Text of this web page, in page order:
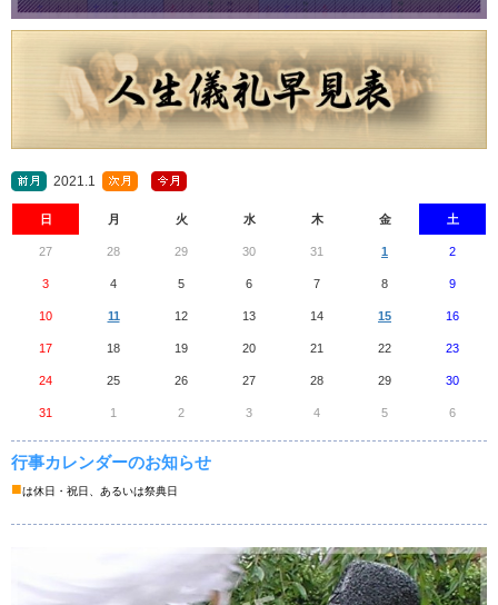
2021.1
日 月 火 水 木 金 土
27 28 29 30 31 1 2
3 4 5 6 7 8 9
10 11 12 13 14 15 16
17 18 19 20 21 22 23
24 25 26 27 28 29 30
31 1 2 3 4 5 6
行事カレンダーのお知らせ
■は休日・祝日、あるいは祭典日